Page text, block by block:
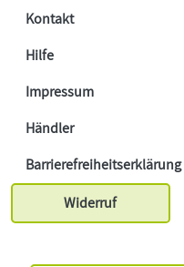
Kontakt
Hilfe
Impressum
Händler
Barrierefreiheitserklärung
Widerruf